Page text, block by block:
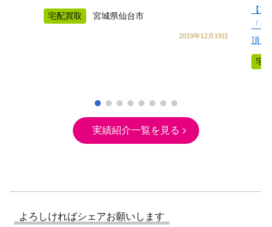
宅配買取 宮城県仙台市
2019年12月19日
【
「
頂き
宅
実績紹介一覧を見る
よろしければシェアお願いします